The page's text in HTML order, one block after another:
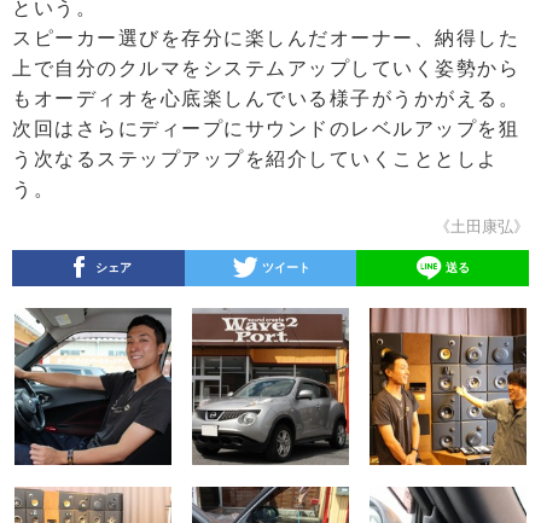
という。
スピーカー選びを存分に楽しんだオーナー、納得した
上で自分のクルマをシステムアップしていく姿勢から
もオーディオを心底楽しんでいる様子がうかがえる。
次回はさらにディープにサウンドのレベルアップを狙
う次なるステップアップを紹介していくこととしよ
う。
《土田康弘》
シェア ツイート 送る